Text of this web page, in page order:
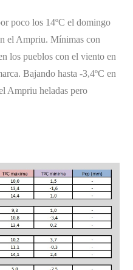
poco los 14ºC el domingo
el Ampriu. Mínimas con
los pueblos con el viento en
Bajando hasta -3,4ºC en
Ampriu heladas pero